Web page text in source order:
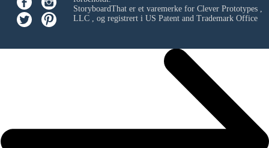
StoryboardThat er et varemerke for Clever Prototypes ,
LLC, og registrert i US Patent and Trademark Office